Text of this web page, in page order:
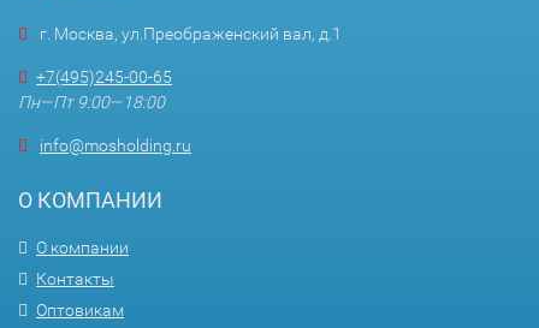
г. Москва, ул.Преображенский вал, д.1
+7(495)245-00-65
Пн—Пт 9:00—18:00
info@mosholding.ru
О КОМПАНИИ
О компании
Контакты
Оптовикам